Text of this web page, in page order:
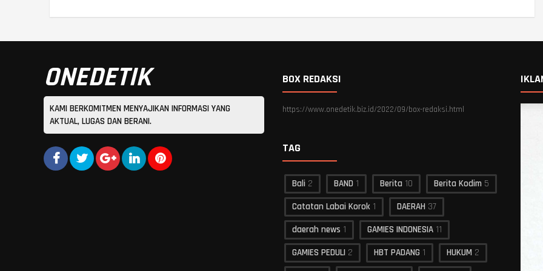
ONEDETIK
KAMI BERKOMITMEN MENYAJIKAN INFORMASI YANG
AKTUAL, LUGAS DAN BERANI.
BOX REDAKSI
https://www.onedetik.biz.id/2022/09/box-redaksi.html
TAG
Bali 2 BAND 1 Berita 10 Berita Kodim 5
Catatan Labai Korok 1 DAERAH 37
daerah news 1 GAMIES INDONESIA 11
GAMIES PEDULI 2 HBT PADANG 1 HUKUM 2